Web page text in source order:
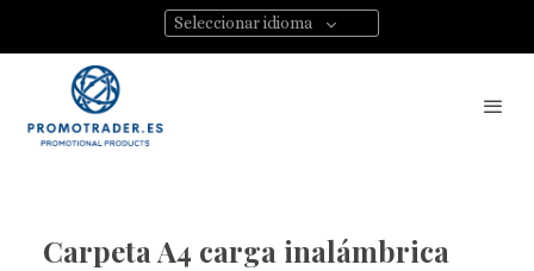
Seleccionar idioma
Carpeta A4 carga inalámbrica